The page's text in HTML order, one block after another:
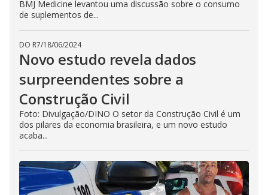
BMJ Medicine levantou uma discussão sobre o consumo
de suplementos de...
DO R7/18/06/2024
Novo estudo revela dados
surpreendentes sobre a
Construção Civil
Foto: Divulgação/DINO O setor da Construção Civil é um
dos pilares da economia brasileira, e um novo estudo
acaba...